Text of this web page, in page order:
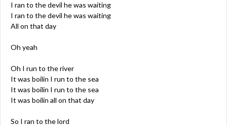
I ran to the devil he was waiting
I ran to the devil he was waiting
All on that day
Oh yeah
Oh I run to the river
It was boilin I run to the sea
It was boilin I run to the sea
It was boilin all on that day
So I ran to the lord